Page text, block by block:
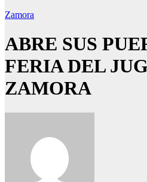
Zamora
ABRE SUS
FERIA DEL
ZAMORA